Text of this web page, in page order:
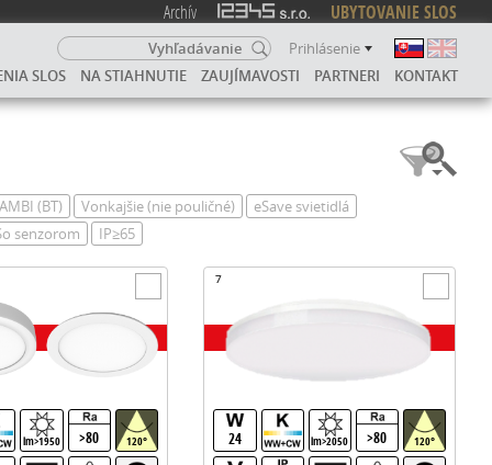
Archív UBYTOVANIE SLOS
Prihlásenie
SLOS NA STIAHNUTIE ZAUJÍMAVOSTI PARTNERI KONTAKT
(BT) Vonkajšie (nie pouličné)
eSave svietidlá
senzorom IP≥65
lm>1950 >80 120°
7
24 lm>2050 >80 120°